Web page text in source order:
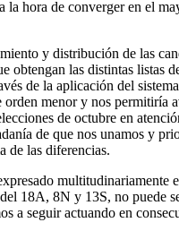
la hora de converger en el
y distribución de las
obtengan las distintas listas
de la aplicación del
orden menor y nos permitiría
de octubre en
de que nos unamos y
de las diferencias.
multitudinariamente
18A, 8N y 13S, no puede
a seguir actuando en